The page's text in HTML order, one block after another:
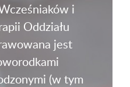
i
Oddziału
jest
(w tym